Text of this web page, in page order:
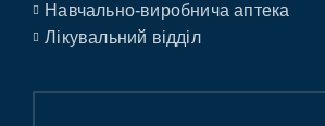
Навчально-виробнича аптека
Лікувальний відділ